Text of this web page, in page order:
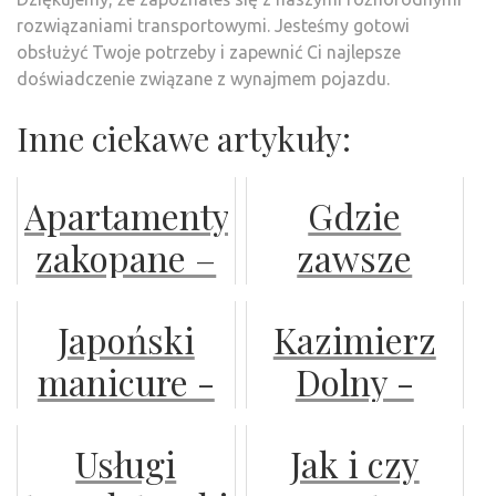
rozwiązaniami transportowymi. Jesteśmy gotowi
obsłużyć Twoje potrzeby i zapewnić Ci najlepsze
doświadczenie związane z wynajmem pojazdu.
Inne ciekawe artykuły:
Apartamenty
zakopane –
odpoczynek
w centrum
kurortu
Gdzie
zawsze
wynajmujecie
dla siebie
autokary?
Japoński
manicure -
Kazimierz
Dolny -
interesującego
Usługi
Jak i czy